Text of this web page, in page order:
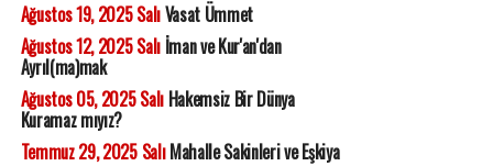
Ağustos 19, 2025 SalıVasat Ümmet
Ağustos 12, 2025 Salıİman ve Kur'an'dan
Ayrıl(ma)mak
Ağustos 05, 2025 SalıHakemsiz Bir Dünya
Kuramaz mıyız?
Temmuz 29, 2025 SalıMahalle Sakinleri ve Eşkiya